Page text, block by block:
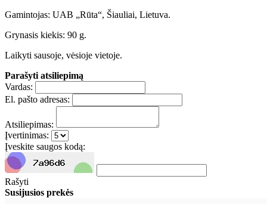
Gamintojas: UAB „Rūta“, Šiauliai, Lietuva.
Grynasis kiekis: 90 g.
Laikyti sausoje, vėsioje vietoje.
Parašyti atsiliepimą
Vardas:
El. pašto adresas:
Atsiliepimas:
Įvertinimas:
Įveskite saugos kodą:
Rašyti
Susijusios prekės